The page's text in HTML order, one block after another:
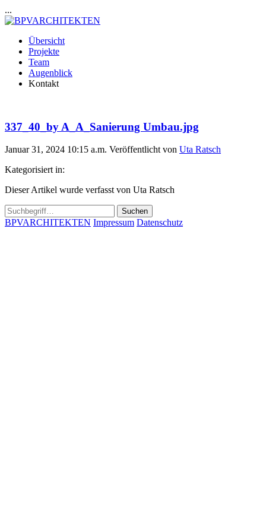
...
Übersicht
Projekte
Team
Augenblick
Kontakt
337_40_by A_A_Sanierung Umbau.jpg
Januar 31, 2024 10:15 a.m. Veröffentlicht von Uta Ratsch
Kategorisiert in:
Dieser Artikel wurde verfasst von Uta Ratsch
Suchen
BPVARCHITEKTEN Impressum Datenschutz